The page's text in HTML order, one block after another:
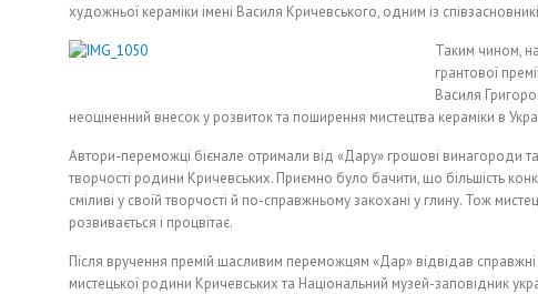
художньої кераміки імені Василя Кричевського, одним із
Таким чином,
грантової
Василя
неоціненний внесок у розвиток та поширення мистецтва кераміки в
Автори-переможці бієнале отримали від «Дару» грошові винагороди
творчості родини Кричевських. Приємно було бачити, що більшість
сміливі у своїй творчості й по-справжньому закохані у глину. Тож
розвивається і процвітає.
Після вручення премій щасливим переможцям «Дар» відвідав
мистецької родини Кричевських та Національний музей-заповідник